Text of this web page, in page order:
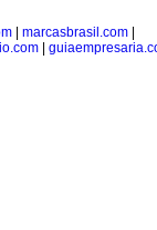
marcasbrasil.com
|